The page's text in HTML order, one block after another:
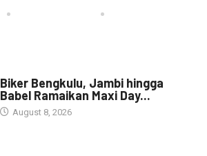
Biker Bengkulu, Jambi hingga
Babel Ramaikan Maxi Day...
August 8, 2026